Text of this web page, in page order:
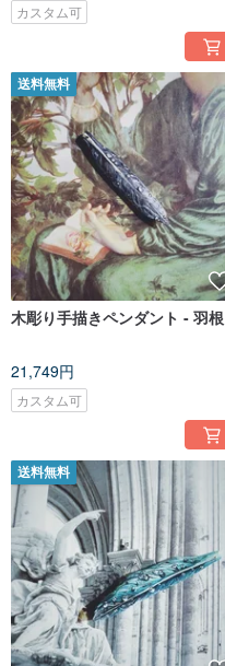
カスタム可
送料無料
木彫り手描きペンダント - 羽根
21,749円
カスタム可
送料無料